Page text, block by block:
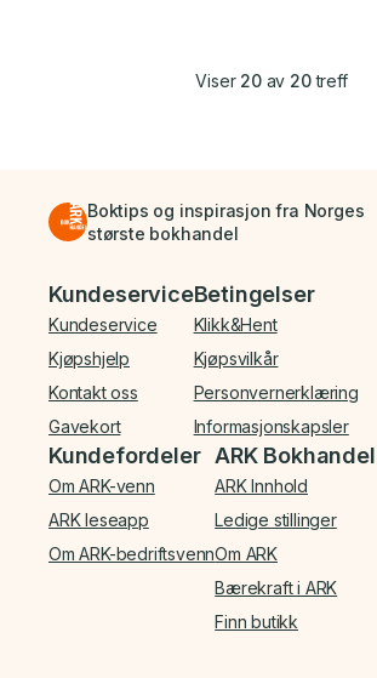
Viser 20av 20treff
Boktips og inspirasjon fra Norges
største bokhandel
Bunnmeny
Kundeservice
Kundeservice
Kjøpshjelp
Kontakt oss
Gavekort
Betingelser
Klikk&Hent
Kjøpsvilkår
Personvernerklæring
Informasjonskapsler
Kundefordeler
Om ARK-venn
ARK leseapp
Om ARK-bedriftsvenn
ARK Bokhandel
ARK Innhold
Ledige stillinger
Om ARK
Bærekraft i ARK
Finn butikk